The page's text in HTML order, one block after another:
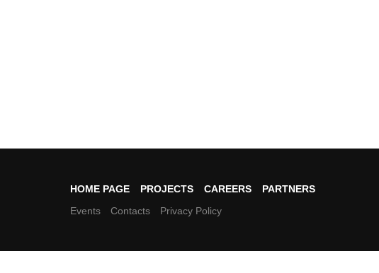
HOME PAGE PROJECTS CAREERS
PARTNERS
Events
Contacts Privacy Policy